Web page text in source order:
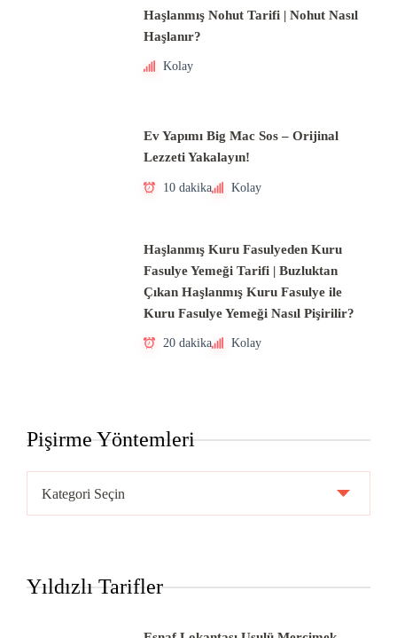
Haşlanmış Nohut Tarifi | Nohut Nasıl
Haşlanır?
Kolay
Ev Yapımı Big Mac Sos – Orijinal
Lezzeti Yakalayın!
10 dakika Kolay
Haşlanmış Kuru Fasulyeden Kuru
Fasulye Yemeği Tarifi | Buzluktan
Çıkan Haşlanmış Kuru Fasulye ile
Kuru Fasulye Yemeği Nasıl Pişirilir?
20 dakika Kolay
Pişirme Yöntemleri
Yöntemleri
Yıldızlı Tarifler